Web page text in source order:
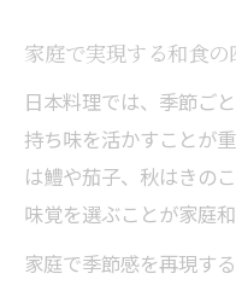
家庭で実現する和食の
日本料理では、季節ご
持ち味を活かすことが
は鱧や茄子、秋はきの
味覚を選ぶことが家庭
家庭で季節感を再現す